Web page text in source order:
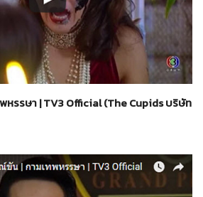
The Cupids บริษัทรักอุตลุด
หรรษา | TV3 Official (The Cupids บริษัท